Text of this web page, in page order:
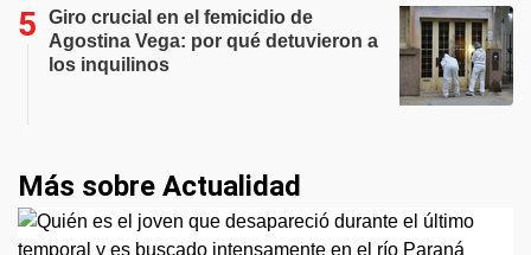
Giro crucial en el femicidio de
Agostina Vega: por qué detuvieron a
los inquilinos
Más sobre Actualidad